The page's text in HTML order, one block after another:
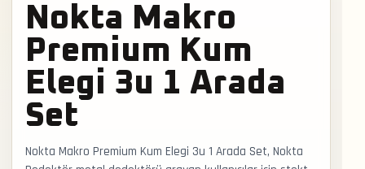
Nokta Makro
Premium Kum
Elegi 3u 1 Arada
Set
Nokta Makro Premium Kum Elegi 3u 1 Arada Set, Nokta